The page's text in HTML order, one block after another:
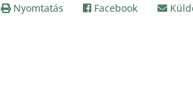
Nyomtatás Facebook